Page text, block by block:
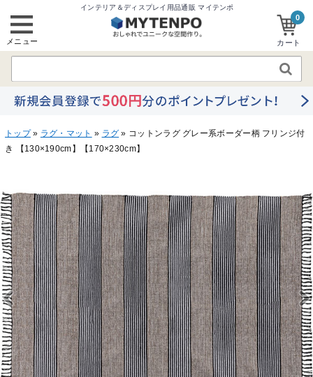
インテリア＆ディスプレイ用品通販 マイテンポ
0
カート
メニュー
トップ» ラグ・マット » ラグ » コットンラグ グレー系ボーダー柄 フリンジ付
き 【130×190cm】【170×230cm】